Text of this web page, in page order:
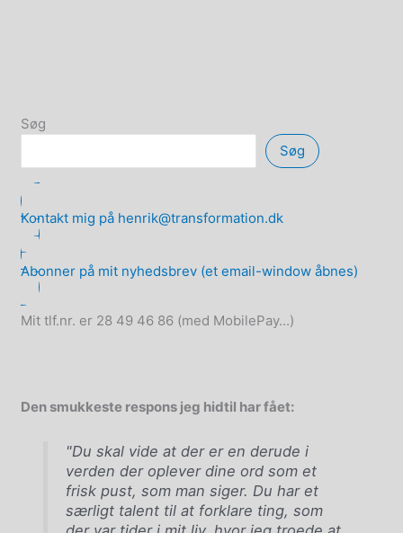
Søg
Søg
Kontakt mig på henrik@transformation.dk
Abonner på mit nyhedsbrev (et email-window åbnes)
Mit tlf.nr. er 28 49 46 86 (med MobilePay...)
Den smukkeste respons jeg hidtil har fået:
"Du skal vide at der er en derude i
verden der oplever dine ord som et
frisk pust, som man siger. Du har et
særligt talent til at forklare ting, som